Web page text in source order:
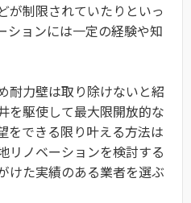
が制限されていたりといっ
ションには一定の経験や知
耐力壁は取り除けないと紹
を駆使して最大限開放的な
をできる限り叶える方法は
リノベーションを検討する
けた実績のある業者を選ぶ